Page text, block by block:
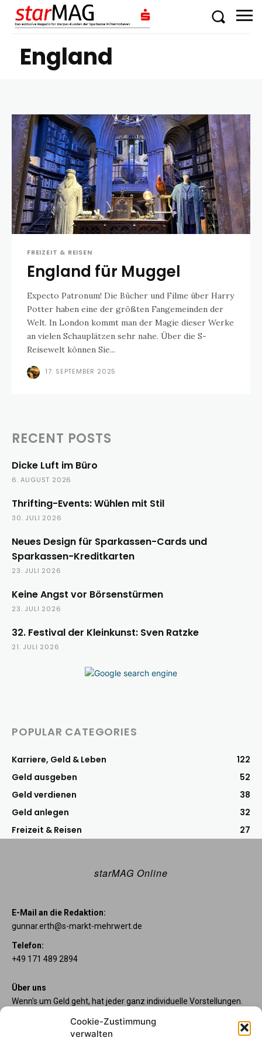
Cookie-Zustimmung
verwalten
England
FREIZEIT & REISEN
England für Muggel
Expecto Patronum! Die Bücher und Filme über Harry
Potter haben eine der größten Fangemeinden der
Welt. In London kommt man der Magie dieser Werke
an vielen Schauplätzen sehr nahe. Über die S-
Reisewelt können Sie...
17. SEPTEMBER 2025
RECENT POSTS
Dicke Luft im Büro
6. AUGUST 2026
Thrifting-Events: Wühlen mit Stil
30. JULI 2026
Neues Design für Sparkassen-Cards und
Sparkassen-Kreditkarten
23. JULI 2026
Keine Angst vor Börsenstürmen
23. JULI 2026
32. Festival der Kleinkunst: Sven Ratzke
21. JULI 2026
POPULAR CATEGORIES
Karriere, Geld & Leben
122
Geld ausgeben
52
Geld verdienen
38
Geld anlegen
32
Freizeit & Reisen
27
starMAG Online
E-Mail an die Redaktion:
gunnar.erth@s-markt-mehrwert.de
Telefon:
+49 171 489 2894
Über uns
Wenn's um Geld geht, hat jeder ganz individuelle Vorstellungen.
unsere starpac-Konten genau das Richtige für Sie. Die vier
Kontomodelle starpac x-tension, classic, plus und premium